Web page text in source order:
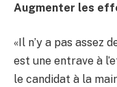
Augmenter les
«Il n’y a pas assez
est une entrave à
le candidat à la